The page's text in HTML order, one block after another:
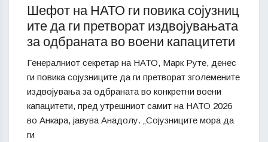
Шефот на НАТО ги повика сојузниц
ите да ги претворат издвојувањата
за одбраната во воени капацитети
Генералниот секретар на НАТО, Марк Руте, денес
ги повика сојузниците да ги претворат зголемените
издвојувања за одбраната во конкретни воени
капацитети, пред утрешниот самит на НАТО 2026
во Анкара, јавува Анадолу. „Сојузниците мора да
ги